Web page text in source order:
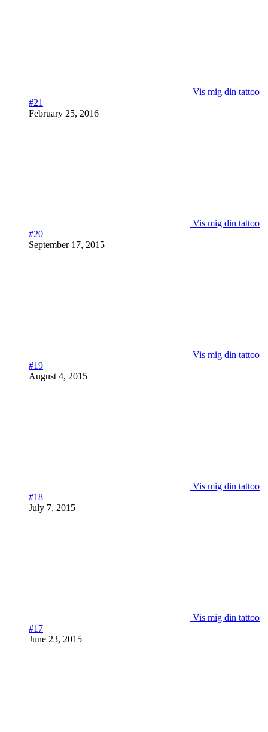
Vis mig din tattoo
#21
February 25, 2016
Vis mig din tattoo
#20
September 17, 2015
Vis mig din tattoo
#19
August 4, 2015
Vis mig din tattoo
#18
July 7, 2015
Vis mig din tattoo
#17
June 23, 2015